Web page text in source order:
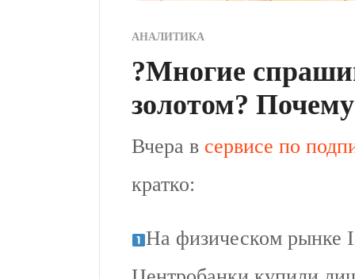
АНАЛИТИКА
?Многие
золотом?
Вчера в сервисе по
кратко:
На физическом рынке